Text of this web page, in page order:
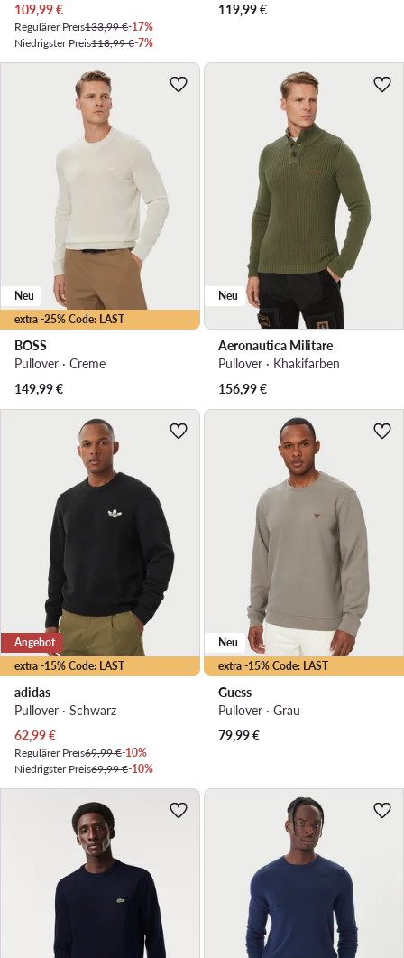
Aktueller Preis
109,99€
Regulärer Preis133,99 €-17%
Niedrigster Preis118,99 €-7%
119,99€
extra -25% Code: LAST
Neu
BOSS
Pullover · Creme
149,99€
Neu
Aeronautica Militare
Pullover · Khakifarben
156,99€
extra -15% Code: LAST
Angebot
adidas
Pullover · Schwarz
Aktueller Preis
62,99€
Regulärer Preis69,99 €-10%
Niedrigster Preis69,99 €-10%
extra -15% Code: LAST
Neu
Guess
Pullover · Grau
79,99€